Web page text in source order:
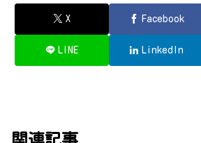
X Facebook
LINE LinkedIn